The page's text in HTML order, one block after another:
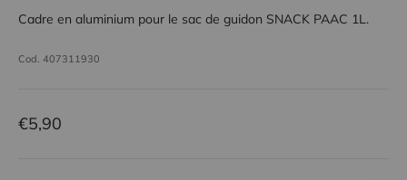
Cadre en aluminium pour le sac de guidon SNACK PAAC 1L.
Cod. 407311930
Prix Remisé
€5,90